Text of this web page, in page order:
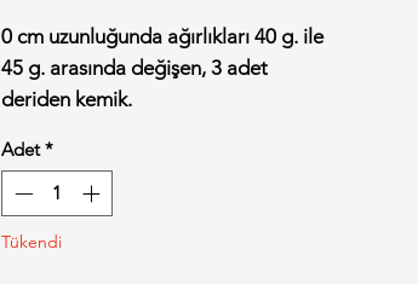
0 cm uzunluğunda ağırlıkları 40 g. ile
45 g. arasında değişen, 3 adet
deriden kemik.
Adet *
Tükendi